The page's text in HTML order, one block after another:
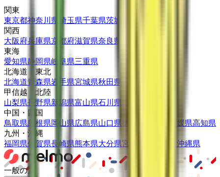
関東
東京都神奈川県 埼玉県千葉県茨城県
関西
大阪府兵庫県京都府滋賀県奈良県
東海
愛知県静岡県岐阜県三重県
北海道・東北
北海道青森県岩手県宮城県秋田県
甲信越・北陸
山梨県長野県新潟県富山県石川県
中国・四国
鳥取県島根県岡山県広島県山口県 愛媛県高知県
九州・沖縄
福岡県佐賀県長崎県熊本県大分県宮崎県 沖縄県
一般の方